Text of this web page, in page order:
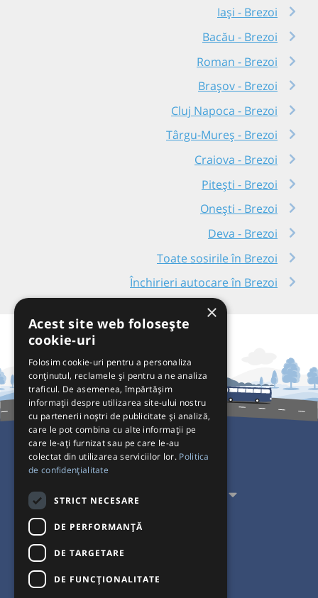
Iași - Brezoi
Bacău - Brezoi
Roman - Brezoi
Brașov - Brezoi
Cluj Napoca - Brezoi
Târgu-Mureș - Brezoi
Craiova - Brezoi
Pitești - Brezoi
Onești - Brezoi
Deva - Brezoi
Toate sosirile în Brezoi
Închirieri autocare în Brezoi
Pentru Călători
Pentru Transportatori
Interacționăm
Acceptăm plăți cu
×
Acest site web folosește
cookie-uri
Folosim cookie-uri pentru a personaliza
conținutul, reclamele și pentru a ne analiza
traficul. De asemenea, împărtășim
informații despre utilizarea site-ului nostru
cu partenerii noștri de publicitate și analiză,
care le pot combina cu alte informații pe
care le-ați furnizat sau pe care le-au
colectat din utilizarea serviciilor lor. Politica
de confidențialitate
STRICT NECESARE
DE PERFORMANȚĂ
DE TARGETARE
DE FUNCŢIONALITATE